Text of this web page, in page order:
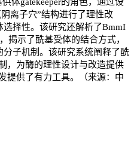
离子穴”结构进行了理性改
择性。该研究还解析了BmmI
揭示了酰基受体的结合方式，
分子机制。该研究系统阐释了酰
，为酶的理性设计与改造提供
提供了有力工具。（来源：中